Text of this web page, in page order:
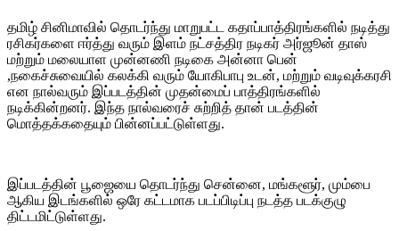
தமிழ் சினிமாவில் தொடர்ந்து மாறுபட்ட கதாப்பாத்திரங்களில் நடித்து
ரசிகர்களை ஈர்த்து வரும் இளம் நட்சத்திர நடிகர் அர்ஜூன் தாஸ்
மற்றும் மலையாள முன்னணி நடிகை அன்னா பென்
,நகைச்சுவையில் கலக்கி வரும் யோகிபாபு உடன், மற்றும் வடிவுக்கரசி
என நால்வரும் இப்படத்தின் முதன்மைப் பாத்திரங்களில்
நடிக்கின்றனர். இந்த நால்வரைச் சுற்றித் தான் படத்தின்
மொத்தக்கதையும் பின்னப்பட்டுள்ளது.
இப்படத்தின் பூஜையை தொடர்ந்து சென்னை, மங்களூர், மும்பை
ஆகிய இடங்களில் ஒரே கட்டமாக படப்பிடிப்பு நடத்த படக்குழு
திட்டமிட்டுள்ளது.